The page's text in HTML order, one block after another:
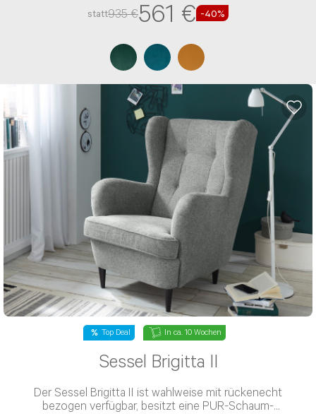
statt935 €561 € -40%
Top Deal In ca. 10 Wochen
Sessel Brigitta II
Der Sessel Brigitta II ist wahlweise mit rückenecht
bezogen verfügbar, besitzt eine PUR-Schaum-